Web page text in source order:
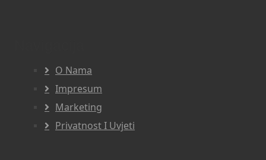
O Nama
Impresum
Marketing
Privatnost I Uvjeti